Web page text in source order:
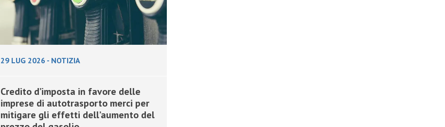
29 LUG 2026 - NOTIZIA
Credito d’imposta in favore delle
imprese di autotrasporto merci per
mitigare gli effetti dell’aumento del